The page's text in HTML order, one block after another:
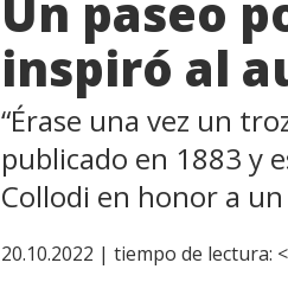
Un paseo
inspiró al
“Érase una vez un
publicado en 1883 y
Collodi en honor a
20.10.2022 | tiempo de lectura: